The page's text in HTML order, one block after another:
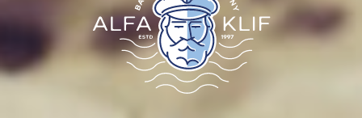
CAMPINGPLATZ
VERPFLEGUNG
ATTRAKTIONEN
BEWERTUNGEN